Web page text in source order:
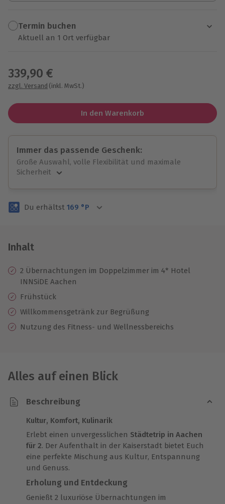
Termin buchen
Aktuell an 1 Ort verfügbar
339,90 €
zzgl. Versand (inkl. MwSt.)
In den Warenkorb
Immer das passende Geschenk:
Große Auswahl, volle Flexibilität und maximale
Sicherheit
Volle Flexibilität
3 Jahre gültig & verlängerbar.
Du erhältst 169 °P
Inhalt
2 Übernachtungen im Doppelzimmer im 4* Hotel
INNSiDE Aachen
Frühstück
Willkommensgetränk zur Begrüßung
Nutzung des Fitness- und Wellnessbereichs
Alles auf einen Blick
Beschreibung
Kultur, Komfort, Kulinarik
Erlebt einen unvergesslichen Städtetrip in Aachen
für 2. Der Aufenthalt in der Kaiserstadt bietet Euch
eine perfekte Mischung aus Kultur, Entspannung
und Genuss.
Erholung und Entdeckung
Genießt 2 luxuriöse Übernachtungen im